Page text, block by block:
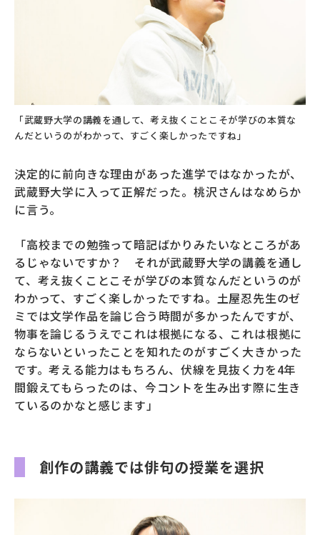
「武蔵野大学の講義を通して、考え抜くことこそが学びの本質な
んだというのがわかって、すごく楽しかったですね」
決定的に前向きな理由があった進学ではなかったが、
武蔵野大学に入って正解だった。桃沢さんはなめらか
に言う。
「高校までの勉強って暗記ばかりみたいなところがあ
るじゃないですか？ それが武蔵野大学の講義を通し
て、考え抜くことこそが学びの本質なんだというのが
わかって、すごく楽しかったですね。土屋忍先生のゼ
ミでは文学作品を論じ合う時間が多かったんですが、
物事を論じるうえでこれは根拠になる、これは根拠に
ならないといったことを知れたのがすごく大きかった
です。考える能力はもちろん、伏線を見抜く力を4年
間鍛えてもらったのは、今コントを生み出す際に生き
ているのかなと感じます」
創作の講義では俳句の授業を選択